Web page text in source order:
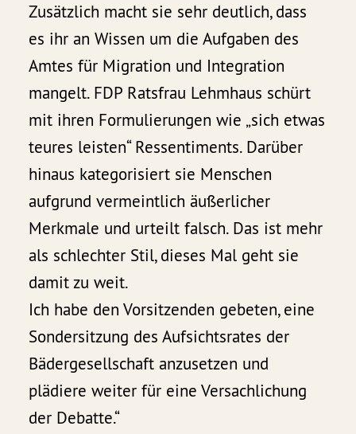
Zusätzlich macht sie sehr deutlich, dass
es ihr an Wissen um die Aufgaben des
Amtes für Migration und Integration
mangelt. FDP Ratsfrau Lehmhaus schürt
mit ihren Formulierungen wie „sich etwas
teures leisten“ Ressentiments. Darüber
hinaus kategorisiert sie Menschen
aufgrund vermeintlich äußerlicher
Merkmale und urteilt falsch. Das ist mehr
als schlechter Stil, dieses Mal geht sie
damit zu weit.
Ich habe den Vorsitzenden gebeten, eine
Sondersitzung des Aufsichtsrates der
Bädergesellschaft anzusetzen und
plädiere weiter für eine Versachlichung
der Debatte.“